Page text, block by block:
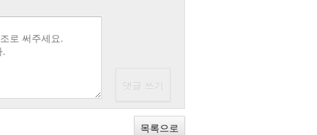
목록으로